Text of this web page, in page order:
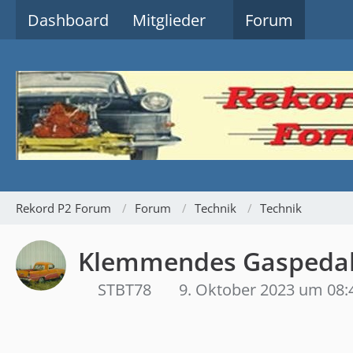
Dashboard Mitglieder Forum
Rekord P2 Forum Forum Technik Technik
Klemmendes
STBT78 9. Oktober 2023 um